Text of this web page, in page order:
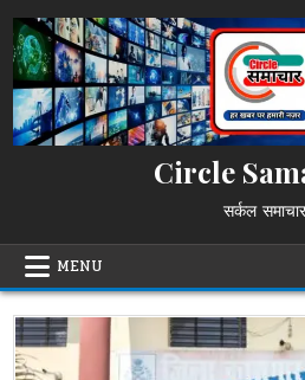
to
content
Circle
सर्कल समाचार
MENU